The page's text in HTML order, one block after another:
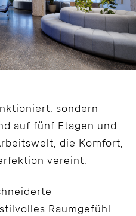
sondern
auf fünf Etagen und
die Komfort,
vereint.
Raumgefühl